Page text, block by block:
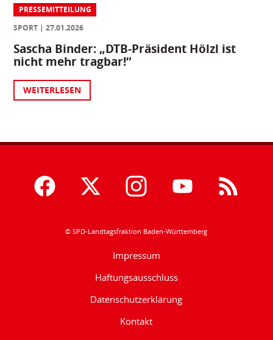
PRESSEMITTEILUNG
SPORT
27.01.2026
Sascha Binder: „DTB-Präsident Hölzl ist
nicht mehr tragbar!“
WEITERLESEN
© SPD-Landtagsfraktion Baden-Württemberg
Impressum
Haftungsausschluss
Datenschutzerklärung
Kontakt